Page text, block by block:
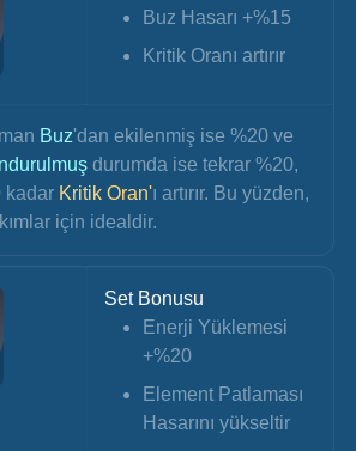
Buz Hasarı +%15
Kritik Oranı artırır
Buz'dan ekilenmiş ise %20 ve
durumda ise tekrar %20,
kadar Kritik Oran'ı artırır. Bu yüzden,
için idealdir.
Set Bonusu
Enerji Yüklemesi
+%20
Element Patlaması
Hasarını yükseltir